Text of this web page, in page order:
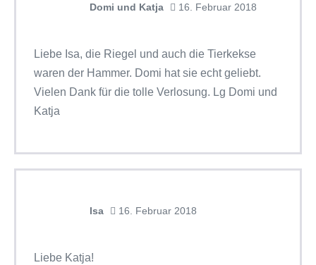
Domi und Katja 16. Februar 2018
Liebe Isa, die Riegel und auch die Tierkekse
waren der Hammer. Domi hat sie echt geliebt.
Vielen Dank für die tolle Verlosung. Lg Domi und
Katja
Isa 16. Februar 2018
Liebe Katja!